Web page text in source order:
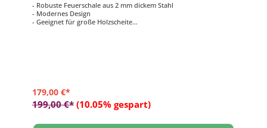
- Robuste Feuerschale aus 2 mm dickem Stahl
- Modernes Design
- Geeignet für große Holzscheite
179,00 €*
199,00 €* (10.05% gespart)